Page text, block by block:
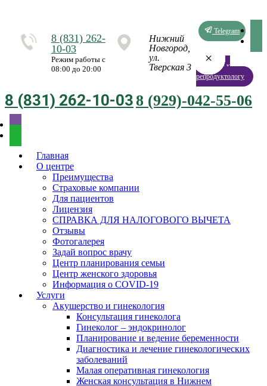
8 (831) 262-
10-03
Режим работы с
08:00 до 20:00
Нижний
Новгород,
ул.
Тверская 3
Telegram
Запись к
репродуктологу
8 (831) 262-10-038 (929)-042-55-06
Главная
О центре
Преимущества
Страховые компании
Для пациентов
Лицензия
СПРАВКА ДЛЯ НАЛОГОВОГО ВЫЧЕТА
Отзывы
Фотогалерея
Задай вопрос врачу
Центр планирования семьи
Центр женского здоровья
Информация о COVID-19
Услуги
Акушерство и гинекология
Консультация гинеколога
Гинеколог – эндокринолог
Планирование и ведение беременности
Диагностика и лечение гинекологических
заболеваний
Малая оперативная гинекология
Женская консультация в Нижнем
×
×
×
×
×
×
×
×